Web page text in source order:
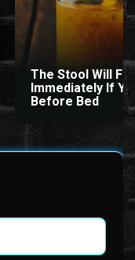
Az oldal nem tárol
forrásból származik |
The Stool Will Fly
Immediately If
Before Bed